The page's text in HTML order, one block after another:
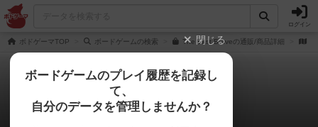
ログイン
ボドゲーマTOP ボードゲームの検索 The Last Braveの通販/商品詳細
ザ・ラスト・ブレイブ
30店のカフェ/スペースが提供中
閉じる
ボードゲームのプレイ履歴を記録し
て、
自分のデータを管理しませんか？